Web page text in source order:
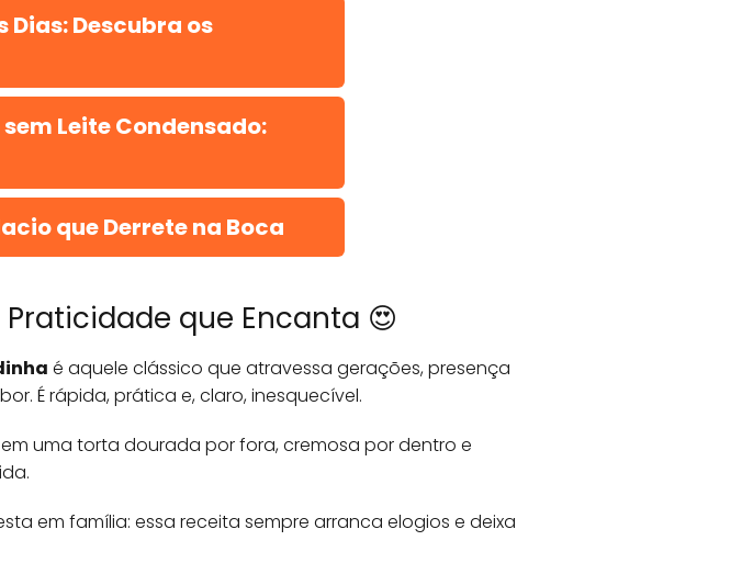
Dias: Descubra os
Leite Condensado:
que Derrete na Boca
que Encanta 😍
é aquele clássico que atravessa gerações, presença
É rápida, prática e, claro, inesquecível.
uma torta dourada por fora, cremosa por dentro e
em família: essa receita sempre arranca elogios e deixa